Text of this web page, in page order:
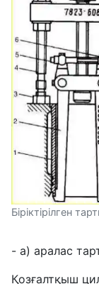
Біріктірілген
- a) аралас
Қозғалтқыш